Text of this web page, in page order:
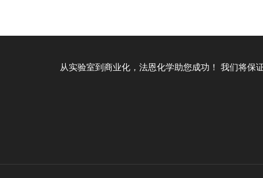
从实验室到商业化，法恩化学助您成功！ 我们将保